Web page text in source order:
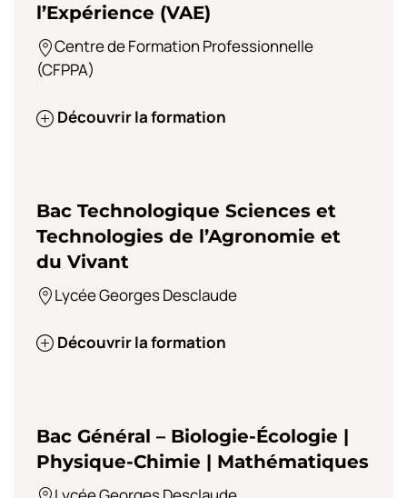
l’Expérience (VAE)
Centre de Formation Professionnelle
(CFPPA)
Découvrir la formation
Bac Technologique Sciences et
Technologies de l’Agronomie et
du Vivant
Lycée Georges Desclaude
Découvrir la formation
Bac Général – Biologie-Écologie |
Physique-Chimie | Mathématiques